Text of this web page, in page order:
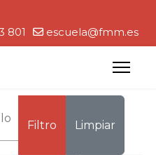
801 escuela@fmm.es
Filtro Limpiar